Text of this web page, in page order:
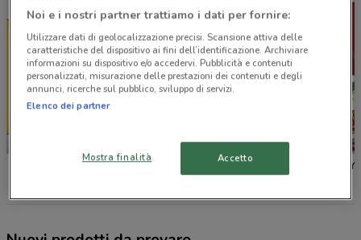
NUOVO
PENNY
Noi e i nostri partner trattiamo i dati per fornire:
Utilizzare dati di geolocalizzazione precisi. Scansione attiva delle
caratteristiche del dispositivo ai fini dell’identificazione. Archiviare
informazioni su dispositivo e/o accedervi. Pubblicità e contenuti
personalizzati, misurazione delle prestazioni dei contenuti e degli
annunci, ricerche sul pubblico, sviluppo di servizi.
Elenco dei partner
Mostra finalità Accetto